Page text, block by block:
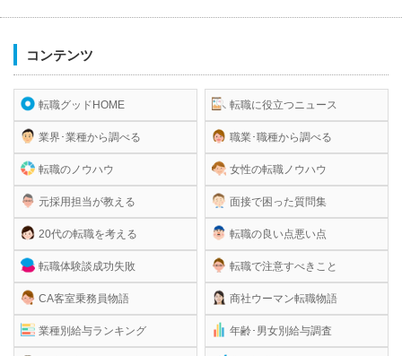
コンテンツ
転職グッドHOME
業界･業種から調べる
転職のノウハウ
元採用担当が教える
20代の転職を考える
転職体験談成功失敗
CA客室乗務員物語
業種別給与ランキング
転職に役立つニュース
職業･職種から調べる
女性の転職ノウハウ
面接で困った質問集
転職の良い点悪い点
転職で注意すべきこと
商社ウーマン転職物語
年齢･男女別給与調査